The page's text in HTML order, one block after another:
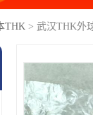
THK > 武汉THK外